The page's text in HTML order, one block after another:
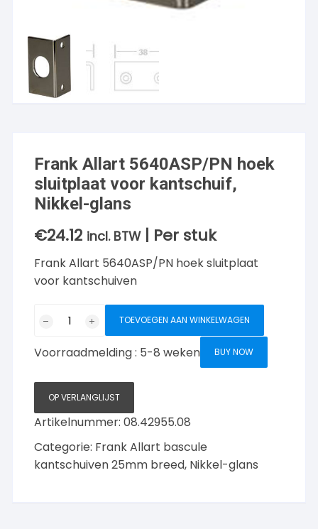
Frank Allart 5640ASP/PN hoek
sluitplaat voor kantschuif,
Nikkel-glans
€24.12 incl. BTW | Per stuk
Frank Allart 5640ASP/PN hoek sluitplaat
voor kantschuiven
5640ASP/PN
sluitplaat
voor
kantschuif,
Nikkel-
glans
aantal
TOEVOEGEN AAN WINKELWAGEN
Voorraadmelding : 5-8 weken BUY NOW
OP VERLANGLIJST
Artikelnummer:08.42955.08
Categorie: Frank Allart bascule
kantschuiven 25mm breed, Nikkel-glans